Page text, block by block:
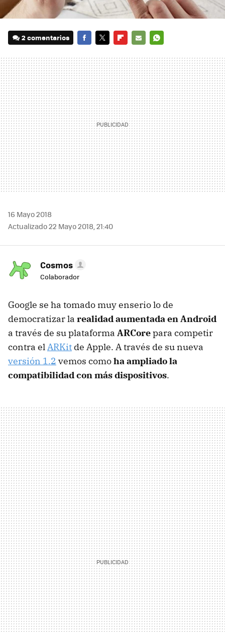
2 comentarios
MAIL
16 Mayo 2018
Actualizado 22 Mayo 2018, 21:40
Cosmos
Colaborador
Google se ha tomado muy enserio lo de
democratizar la realidad aumentada en Android
a través de su plataforma ARCorepara competir
contra elARKit de Apple. A través de su nueva
versión 1.2 vemos comoha ampliado la
compatibilidad con más dispositivos.